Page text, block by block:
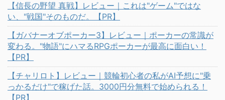
【信長の野望 真戦】レビュー｜これは"ゲーム"ではな
い、"戦国"そのものだ。【PR】
【ガバナーオブポーカー3】レビュー｜ポーカーの常識が
変わる。"物語"にハマるRPGポーカーが最高に面白い！
【PR】
【チャリロト】レビュー｜競輪初心者の私がAI予想に"乗
っかるだけ"で稼げた話。3000円分無料で始められる！
【PR】